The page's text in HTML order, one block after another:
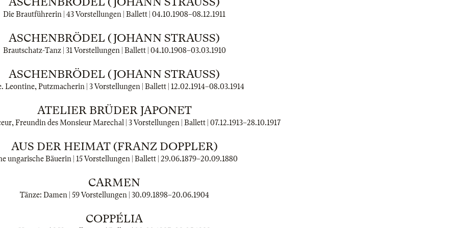
Die Brautführerin | 43 Vorstellungen | Ballett | 04.10.1908–08.12.1911
ASCHENBRÖDEL (JOHANN STRAUSS)
Brautschatz-Tanz | 31 Vorstellungen | Ballett | 04.10.1908–03.03.1910
ASCHENBRÖDEL (JOHANN STRAUSS)
Leontine, Putzmacherin | 3 Vorstellungen | Ballett | 12.02.1914–08.03.1914
ATELIER BRÜDER JAPONET
Freundin des Monsieur Marechal | 3 Vorstellungen | Ballett | 07.12.1913–28.10.1917
AUS DER HEIMAT (FRANZ DOPPLER)
ungarische Bäuerin | 15 Vorstellungen | Ballett | 29.06.1879–20.09.1880
CARMEN
Tänze: Damen | 59 Vorstellungen | 30.09.1898–20.06.1904
COPPÉLIA